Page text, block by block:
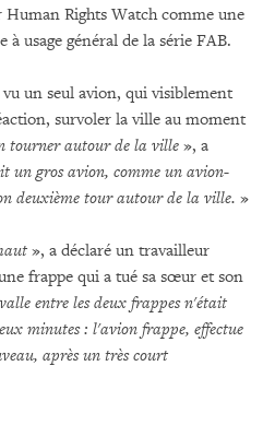
Rights Watch comme une
usage général de la série FAB.
un seul avion, qui visiblement
survoler la ville au moment
tourner autour de la ville », a
un gros avion, comme un avion-
deuxième tour autour de la ville. »
», a déclaré un travailleur
frappe qui a tué sa sœur et son
entre les deux frappes n'était
minutes : l'avion frappe, effectue
après un très court